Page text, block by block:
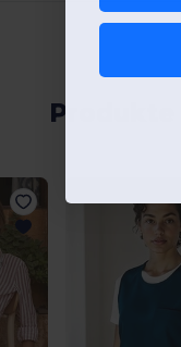
Produkte